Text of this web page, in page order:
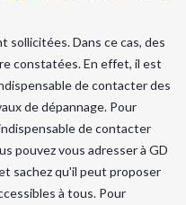
Dans ce cas, des
constatées. En effet, il est
de contacter des
de dépannage. Pour
de contacter
pouvez vous adresser à GD
sachez qu'il peut proposer
à tous. Pour